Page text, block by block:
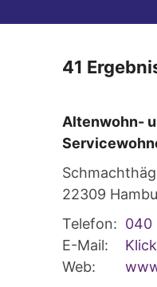
41
Altenwohn-
22309
Telefon: 040
E-Mail:
Web: